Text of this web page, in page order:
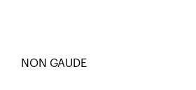
NON GAUDE